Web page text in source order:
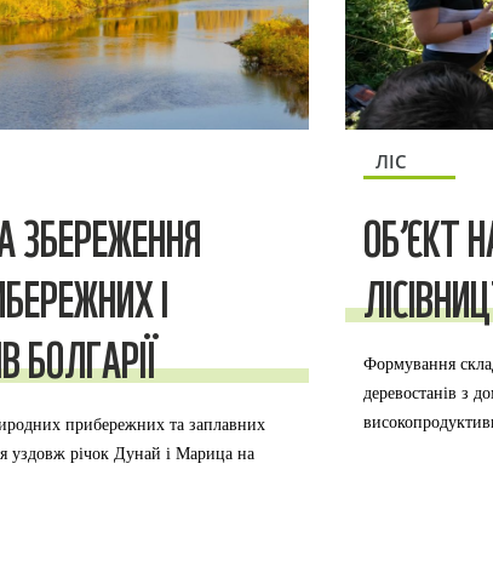
ЗБЕРЕЖЕННЯ
І
БОЛГАРІЇ
прибережних та заплавних
уздовж річок Дунай і Марица на
ЛІС
ОБ’ЄКТ
Формування
деревостанів з